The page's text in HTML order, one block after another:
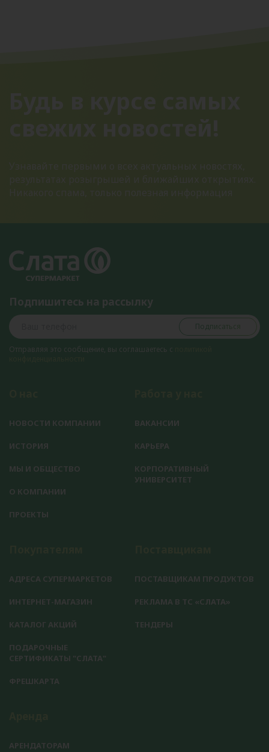
Подпишитесь на рассылку
Подписаться
Отправляя это сообщение, вы соглашаетесь с
НОВОСТИ КОМПАНИИ
ИСТОРИЯ
МЫ И ОБЩЕСТВО
О КОМПАНИИ
ПРОЕКТЫ
ВАКАНСИИ
КАРЬЕРА
КОРПОРАТИВНЫЙ
УНИВЕРСИТЕТ
АДРЕСА СУПЕРМАРКЕТОВ
ИНТЕРНЕТ-МАГАЗИН
КАТАЛОГ АКЦИЙ
ПОДАРОЧНЫЕ
СЕРТИФИКАТЫ "СЛАТА"
ФРЕШКАРТА
ПОСТАВЩИКАМ ПРОДУКТОВ
РЕКЛАМА В ТС «СЛАТА»
ТЕНДЕРЫ
АРЕНДАТОРАМ